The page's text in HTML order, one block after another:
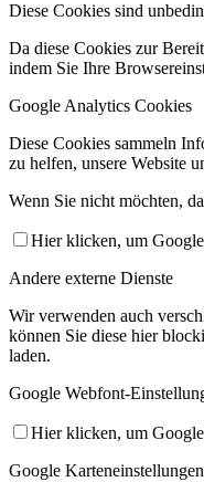
Diese Cookies sind
Da diese Cookies zur
indem Sie Ihre
Google Analytics Cookies
Diese Cookies sammeln
zu helfen, unsere Website
Wenn Sie nicht möchten,
Hier klicken, um
Andere externe Dienste
Wir verwenden auch
können Sie diese hier
laden.
Google Webfont-
Hier klicken, um
Google